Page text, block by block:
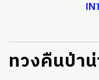
ทวงคืนป่า